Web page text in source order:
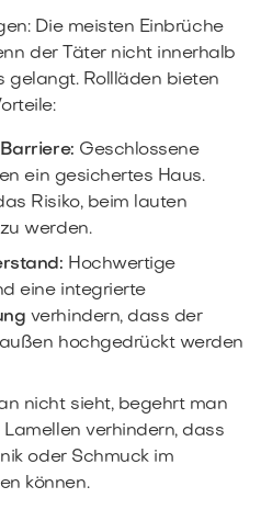
Die meisten Einbrüche
der Täter nicht innerhalb
gelangt. Rollläden bieten
Geschlossene
ein gesichertes Haus.
Risiko, beim lauten
werden.
Hochwertige
eine integrierte
verhindern, dass der
hochgedrückt werden
nicht sieht, begehrt man
verhindern, dass
oder Schmuck im
können.